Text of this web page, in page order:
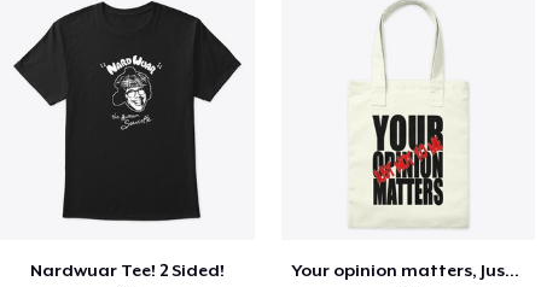
Nardwuar Tee! 2 Sided! Your opinion matters, Just not to me!